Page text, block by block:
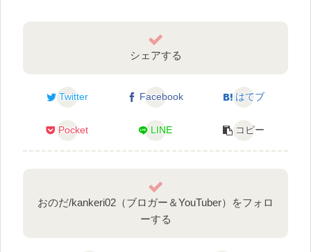
シェアする
Twitter Facebook はてブ
Pocket LINE コピー
おのだ/kankeri02（ブロガー＆YouTuber）をフォロ
ーする